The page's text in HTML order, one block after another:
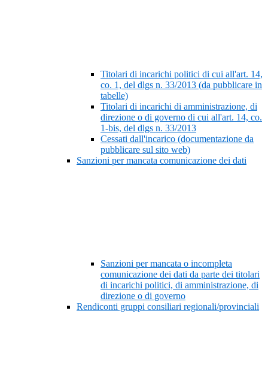
Titolari di incarichi politici di cui all'art. 14,
co. 1, del dlgs n. 33/2013 (da pubblicare in
tabelle)
Titolari di incarichi di amministrazione, di
direzione o di governo di cui all'art. 14, co.
1-bis, del dlgs n. 33/2013
Cessati dall'incarico (documentazione da
pubblicare sul sito web)
Sanzioni per mancata comunicazione dei dati
Sanzioni per mancata o incompleta
comunicazione dei dati da parte dei titolari
di incarichi politici, di amministrazione, di
direzione o di governo
Rendiconti gruppi consiliari regionali/provinciali